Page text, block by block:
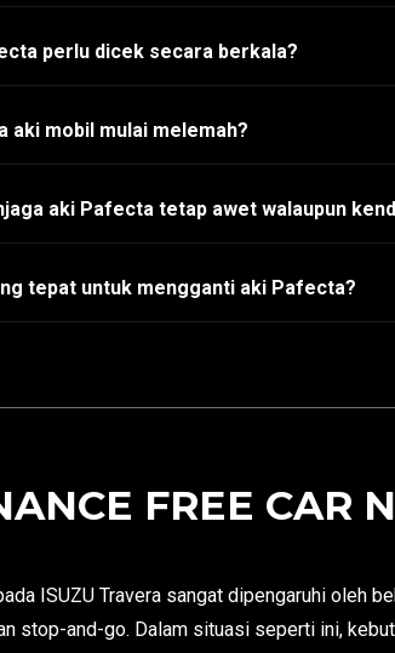
perlu dicek secara berkala?
aki mobil mulai melemah?
aki Pafecta tetap awet walaupun
tepat untuk mengganti aki Pafecta?
FREE CAR
ISUZU Travera sangat dipengaruhi oleh
stop-and-go. Dalam situasi seperti ini,